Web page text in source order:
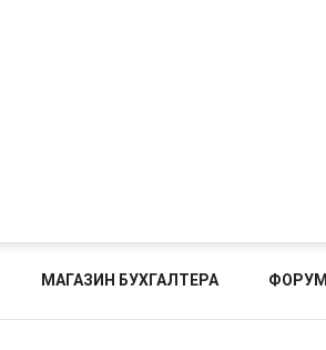
МАГАЗИН БУХГАЛТЕРА ФОРУМ